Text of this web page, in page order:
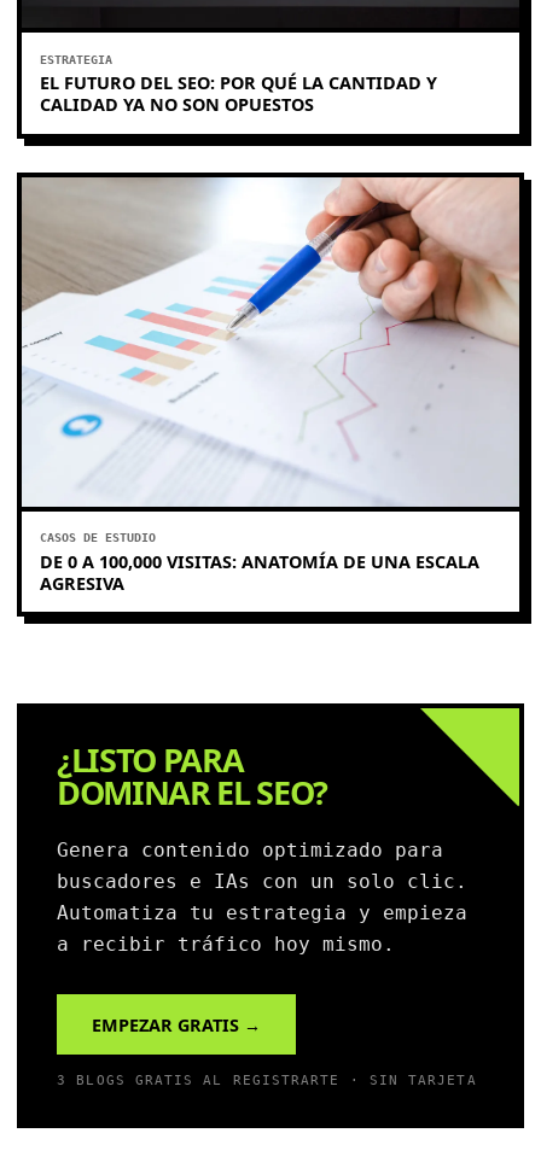
ESTRATEGIA
EL FUTURO DEL SEO: POR QUÉ LA CANTIDAD Y
CALIDAD YA NO SON OPUESTOS
CASOS DE ESTUDIO
DE 0 A 100,000 VISITAS: ANATOMÍA DE UNA ESCALA
AGRESIVA
¿LISTO PARA
DOMINAR EL SEO?
Genera contenido optimizado para
buscadores e IAs con un solo clic.
Automatiza tu estrategia y empieza
a recibir tráfico hoy mismo.
EMPEZAR GRATIS →
3 BLOGS GRATIS AL REGISTRARTE · SIN TARJETA